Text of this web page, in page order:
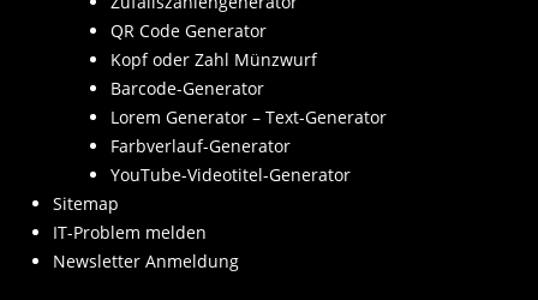
QR Code Generator
Kopf oder Zahl Münzwurf
Barcode-Generator
Lorem Generator – Text-Generator
Farbverlauf-Generator
YouTube-Videotitel-Generator
Sitemap
IT-Problem melden
Newsletter Anmeldung